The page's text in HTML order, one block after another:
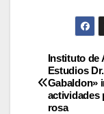
Instituto de
Estudios
Gabaldon»
actividades
rosa